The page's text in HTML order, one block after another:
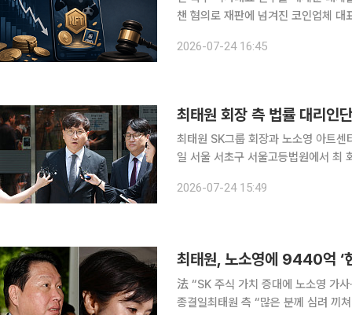
챈 혐의로 재판에 넘겨진 코인업체 대표가 항소심에서
20대 코인업체 대표 A씨에게 징역 7
2026-07-24 16:45
최태원 회장 측 법률 대리인
최태원 SK그룹 회장과 노소영 아트
일 서울 서초구 서울고등법원에서 최
는 반소 원고(노소영 관장 측)에게
2026-07-24 15:49
法 “SK 주식 가치 증대에 노소영 가
종결일최태원 측 “많은 분께 심려 끼쳐 송구” 최태원 SK그룹 회장이 노소영 아트